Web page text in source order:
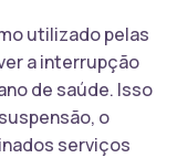
utilizado pelas
a interrupção
de saúde. Isso
o
serviços